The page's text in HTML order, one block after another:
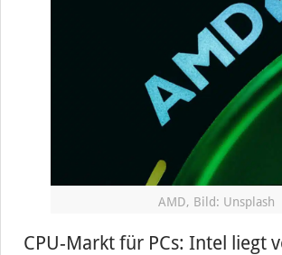
AMD, Bild: Unsplash
CPU-Markt für PCs: Intel liegt